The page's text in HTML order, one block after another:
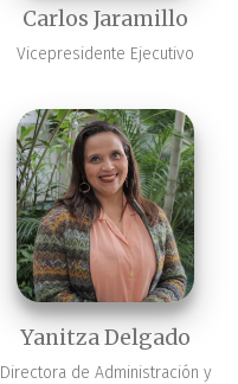
Carlos Jaramillo
Vicepresidente Ejecutivo
Yanitza Delgado
Directora de Administración y